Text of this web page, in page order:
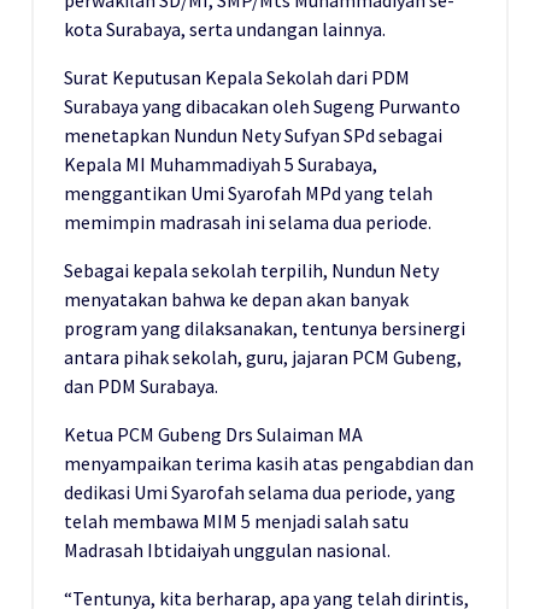
kota Surabaya, serta undangan lainnya.
Surat Keputusan Kepala Sekolah dari PDM
Surabaya yang dibacakan oleh Sugeng Purwanto
menetapkan Nundun Nety Sufyan SPd sebagai
Kepala MI Muhammadiyah 5 Surabaya,
menggantikan Umi Syarofah MPd yang telah
memimpin madrasah ini selama dua periode.
Sebagai kepala sekolah terpilih, Nundun Nety
menyatakan bahwa ke depan akan banyak
program yang dilaksanakan, tentunya bersinergi
antara pihak sekolah, guru, jajaran PCM Gubeng,
dan PDM Surabaya.
Ketua PCM Gubeng Drs Sulaiman MA
menyampaikan terima kasih atas pengabdian dan
dedikasi Umi Syarofah selama dua periode, yang
telah membawa MIM 5 menjadi salah satu
Madrasah Ibtidaiyah unggulan nasional.
“Tentunya, kita berharap, apa yang telah dirintis,